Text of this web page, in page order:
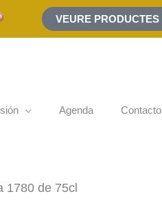
VEURE PRODUCTES
Agenda Contacto
1780 de 75cl